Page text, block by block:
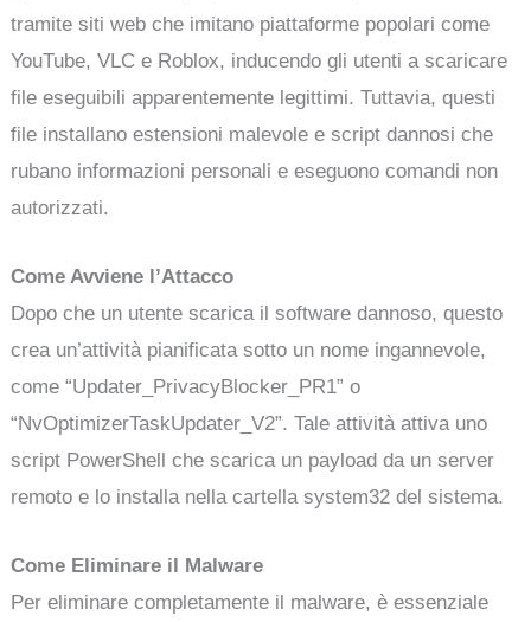
tramite siti web che imitano piattaforme popolari come
YouTube, VLC e Roblox, inducendo gli utenti a scaricare
file eseguibili apparentemente legittimi. Tuttavia, questi
file installano estensioni malevole e script dannosi che
rubano informazioni personali e eseguono comandi non
autorizzati.
Come Avviene l’Attacco
Dopo che un utente scarica il software dannoso, questo
crea un’attività pianificata sotto un nome ingannevole,
come “Updater_PrivacyBlocker_PR1” o
“NvOptimizerTaskUpdater_V2”. Tale attività attiva uno
script PowerShell che scarica un payload da un server
remoto e lo installa nella cartella system32 del sistema.
Come Eliminare il Malware
Per eliminare completamente il malware, è essenziale